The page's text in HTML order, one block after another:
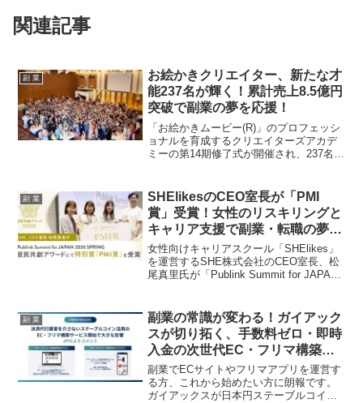
関連記事
副 業
お絵かきクリエイター、新たな才
能237名が輝く！累計売上8.5億円
突破で副業の夢を応援！
「お絵かきムービー(R)」のプロフェッシ
ョナルを育成するクリエイターズアカデ
ミーの第14期修了式が開催され、237名の
き」を仕事にしたいと願うファンにとっ
て、その成長と可能性はまさに夢を後押
しする最新情報です。
副 業
SHElikesのCEO室長が「PMI
賞」受賞！女性のリスキリングと
キャリア支援で副業・転職の夢を
応援！
女性向けキャリアスクール「SHElikes」
を運営するSHE株式会社のCEO室長、松
尾真里氏が「Publink Summit for JAPAN
キリング支援と連携し、全国の女性のキ
ャリアアップを力強くサポートする取り
組みが評価されたこのニュースは、副業
やキャリアチェンジを目指す私たちにと
って、まさに未来への希望となるでしょ
う。SHElikesが描く、新しい働き方の未
来に注目です！
副 業
副業の常識が変わる！ガイアック
スが切り拓く、手数料ゼロ・即時
入金の次世代EC・フリマ構築サ
ービスであなたのビジネスを加速
副業でECサイトやフリマアプリを運営す
る方、これから始めたい方に朗報です。
ガイアックスが日本円ステーブルコイン